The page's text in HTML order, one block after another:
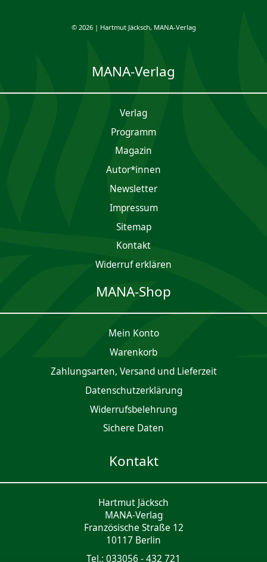
© 2026 | Hartmut Jäcksch, MANA-Verlag
MANA-Verlag
Verlag
Programm
Magazin
Autor*innen
Newsletter
Impres­sum
Sitemap
Kontakt
Widerruf erklären
MANA-Shop
Mein Konto
Waren­korb
Zahlungsarten, Versand und Lieferzeit
Daten­schutz­er­klärung
Widerrufsbelehrung
Sichere Daten
Kontakt
Hartmut Jäcksch
MANA-Verlag
Französische Straße 12
10117 Berlin
Tel.: 033056 - 432 721